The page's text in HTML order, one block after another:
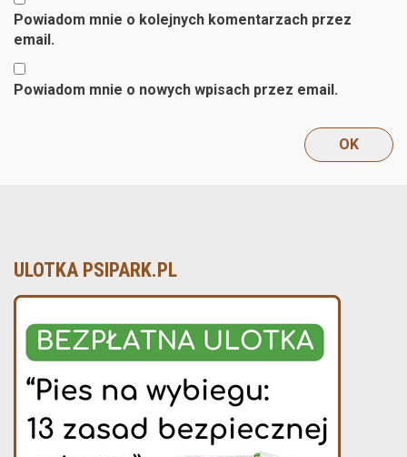
Powiadom mnie o kolejnych komentarzach przez
email.
Powiadom mnie o nowych wpisach przez email.
ULOTKA PSIPARK.PL